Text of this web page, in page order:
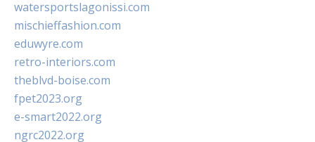
watersportslagonissi.com
mischieffashion.com
eduwyre.com
retro-interiors.com
theblvd-boise.com
fpet2023.org
e-smart2022.org
ngrc2022.org